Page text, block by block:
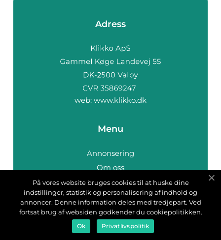
Adress
web: www.klikko.dk
Menu
Annonsering
Om oss
Cookies
Kontakta oss
Sitemap
På vores website bruges cookies til at huske dine
indstillinger, statistik og personalisering af indhold og
annoncer. Denne information deles med tredjepart. Ved
fortsat brug af websiden godkender du cookiepolitikken.
Ok Privatlivspolitik